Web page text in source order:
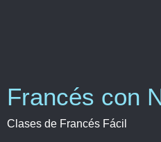
Francés con
Clases de Francés Fácil